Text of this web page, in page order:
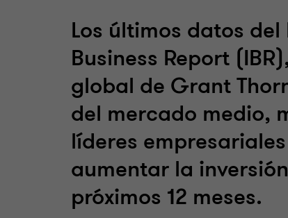
Los últimos datos
Business Report
global de Grant
del mercado medio,
líderes
aumentar la
próximos 12 meses.